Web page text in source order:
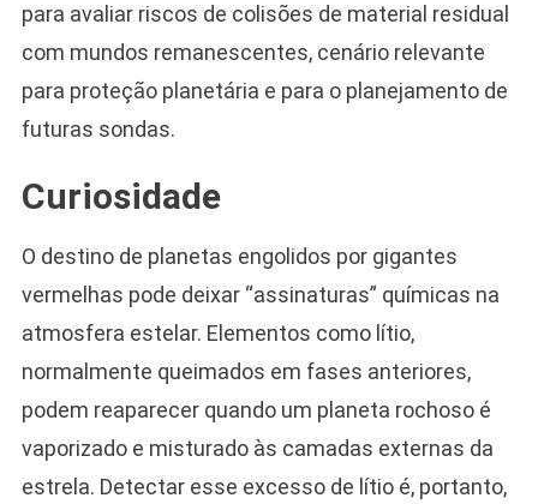
para avaliar riscos de colisões de material residual
com mundos remanescentes, cenário relevante
para proteção planetária e para o planejamento de
futuras sondas.
Curiosidade
O destino de planetas engolidos por gigantes
vermelhas pode deixar “assinaturas” químicas na
atmosfera estelar. Elementos como lítio,
normalmente queimados em fases anteriores,
podem reaparecer quando um planeta rochoso é
vaporizado e misturado às camadas externas da
estrela. Detectar esse excesso de lítio é, portanto,